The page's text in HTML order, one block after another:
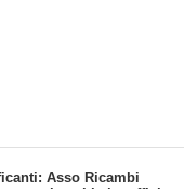
Asso Ricambi